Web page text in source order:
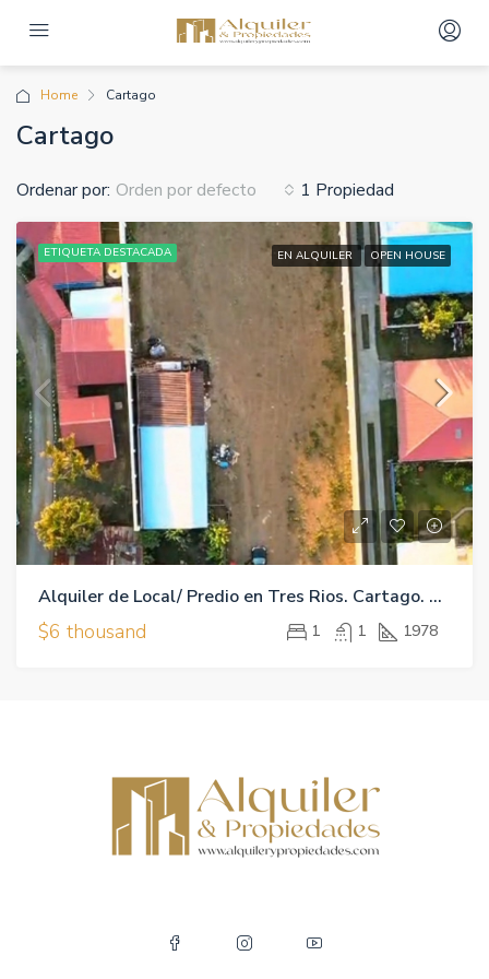
Home Cartago
Cartago
1 Propiedad
Ordenar por: Orden por defecto
ETIQUETA DESTACADA EN ALQUILER OPEN HOUSE
Alquiler de Local/ Predio en Tres Rios. Cartago. 1,978m2
$6 thousand 1 1 1978